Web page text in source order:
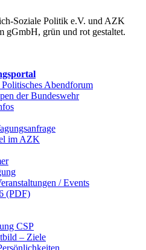
Abendforum
der Bundeswehr
im AZK
/ Events
(PDF)
CSP
– Ziele